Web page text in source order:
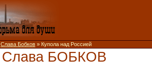
Слава Бобков » Купола над Россией
Слава БОБКОВ